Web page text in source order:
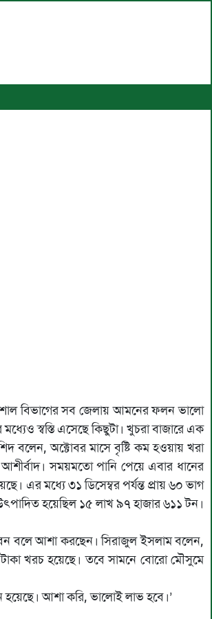
বিভাগের সব জেলায় আমনের ফলন ভালো
স্বস্তি এসেছে কিছুটা। খুচরা বাজারে এক
বলেন, অক্টোবর মাসে বৃষ্টি কম হওয়ায় খরা
আশীর্বাদ। সময়মতো পানি পেয়ে এবার ধানের
এর মধ্যে ৩১ ডিসেম্বর পর্যন্ত প্রায় ৬০ ভাগ
হয়েছিল ১৫ লাখ ৯৭ হাজার ৬১১ টন।
বলে আশা করছেন। সিরাজুল ইসলাম বলেন,
খরচ হয়েছে। তবে সামনে বোরো মৌসুমে
আশা করি, ভালোই লাভ হবে।’